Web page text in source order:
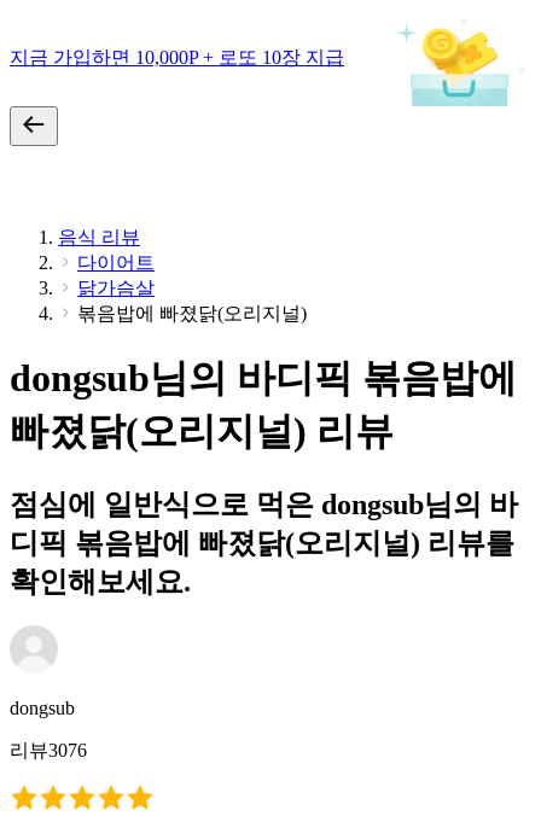
지금 가입하면 10,000P + 로또 10장 지급
음식 리뷰
다이어트
닭가슴살
볶음밥에 빠졌닭(오리지널)
dongsub님의 바디픽 볶음밥에
빠졌닭(오리지널) 리뷰
점심에 일반식으로 먹은 dongsub님의 바
디픽 볶음밥에 빠졌닭(오리지널) 리뷰를
확인해보세요.
dongsub
리뷰3076